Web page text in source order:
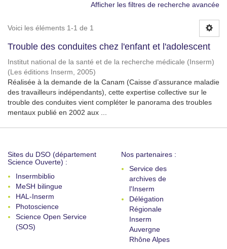
Afficher les filtres de recherche avancée
Voici les éléments 1-1 de 1
Trouble des conduites chez l'enfant et l'adolescent
Institut national de la santé et de la recherche médicale (Inserm)
(Les éditions Inserm, 2005)
Réalisée à la demande de la Canam (Caisse d’assurance maladie
des travailleurs indépendants), cette expertise collective sur le
trouble des conduites vient compléter le panorama des troubles
mentaux publié en 2002 aux ...
Sites du DSO (département
Science Ouverte) :
Insermbiblio
MeSH bilingue
HAL-Inserm
Photoscience
Science Open Service
(SOS)
Nos partenaires :
Service des
archives de
l'Inserm
Délégation
Régionale
Inserm
Auvergne
Rhône Alpes